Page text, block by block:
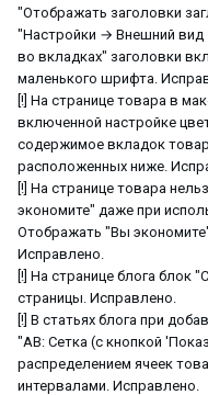
"Отображать заголовки
"Настройки → Внешний
во вкладках" заголовки
маленького шрифта.
[!] На странице товара в
включенной настройке
содержимое вкладок
расположенных ниже.
[!] На странице товара
экономите" даже при
Отображать "Вы
Исправлено.
[!] На странице блога блок
страницы. Исправлено.
[!] В статьях блога при
"AB: Сетка (с кнопкой
распределением ячеек
интервалами. Исправлено.